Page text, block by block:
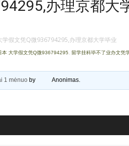
办理京都大
学假文凭Q微936794295,办理京都大学毕业
本 大学假文凭Q微936794295
留学挂科毕不了业办文凭
1 mėnuo by Anonimas.